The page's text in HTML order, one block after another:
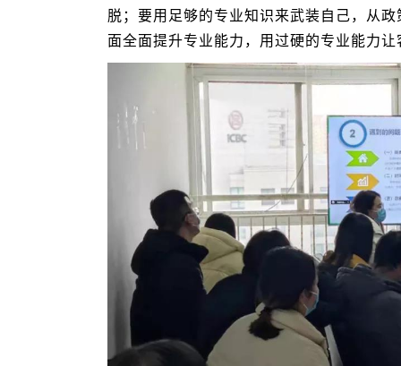
脱；要用足够的专业知识来武装自己，从
面全面提升专业能力，用过硬的专业能力